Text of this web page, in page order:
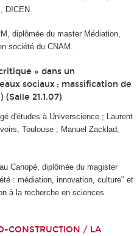
DICEN.
diplômée du master Médiation,
société du CNAM.
» dans un
sociaux ; massification de
21.1.07)
d'études à Universcience ; Laurent
Toulouse ; Manuel Zacklad,
Canopé, diplômée du magister
: médiation, innovation, culture" et
à la recherche en sciences
CONSTRUCTION / LA